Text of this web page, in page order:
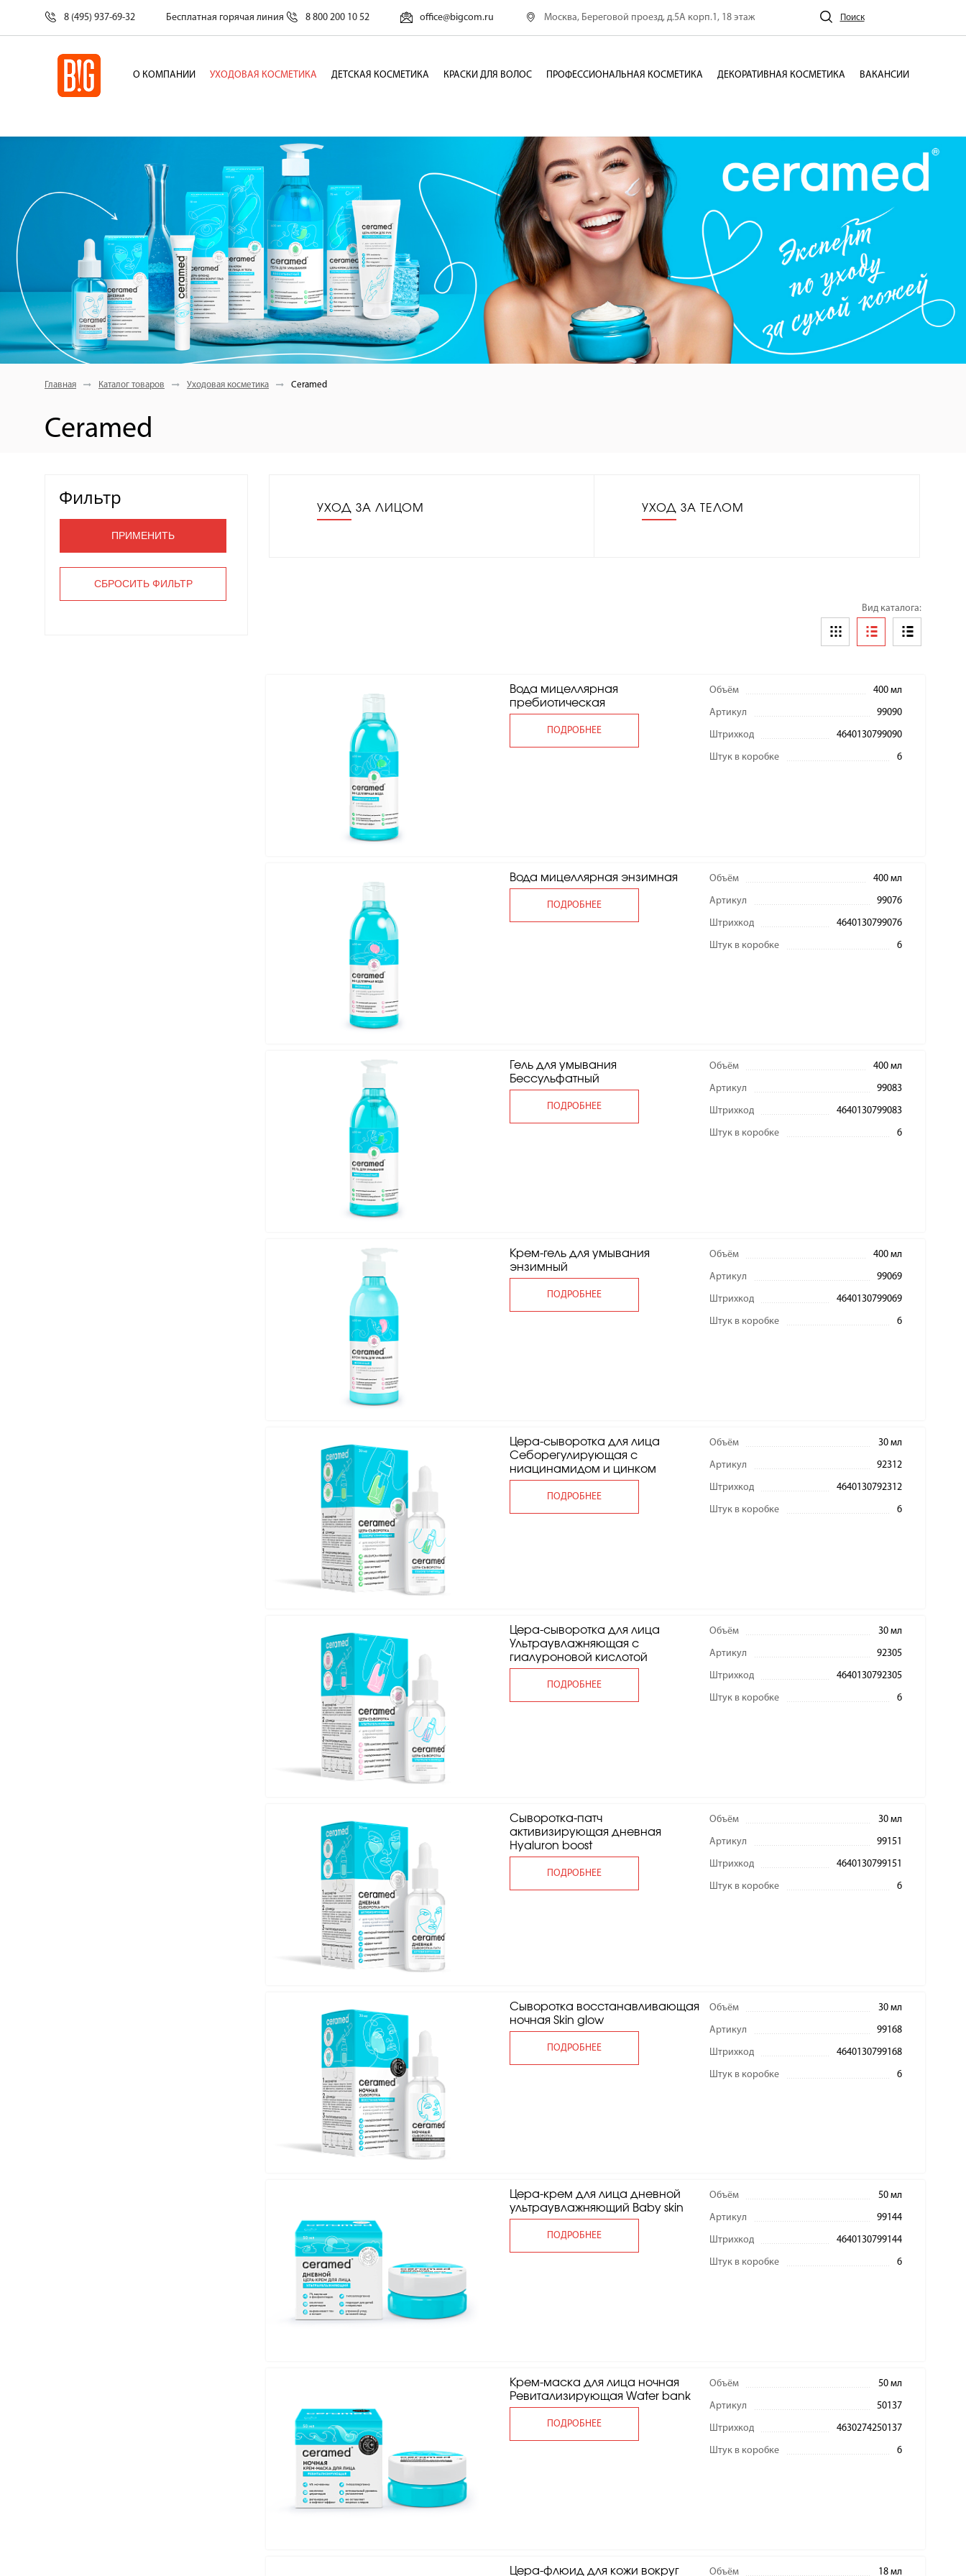
8 (495) 937-69-32 Бесплатная горячая линия 8 800 200 10 52 office@bigcom.ru Москва, Береговой проезд, д.5А корп.1, 18 этаж Поиск
О КОМПАНИИ УХОДОВАЯ КОСМЕТИКА ДЕТСКАЯ КОСМЕТИКА КРАСКИ ДЛЯ ВОЛОС ПРОФЕССИОНАЛЬНАЯ КОСМЕТИКА ДЕКОРАТИВНАЯ КОСМЕТИКА ВАКАНСИИ
Главная Каталог товаров Уходовая косметика Ceramed
Ceramed
Фильтр УХОД ЗА ЛИЦОМ УХОД ЗА ТЕЛОМ
Вид каталога:
Вода мицеллярная
пребиотическая
ПОДРОБНЕЕ
Объём 400 мл
Артикул 99090
Штрихкод 4640130799090
Штук в коробке 6
Вода мицеллярная энзимная
ПОДРОБНЕЕ
Объём 400 мл
Артикул 99076
Штрихкод 4640130799076
Штук в коробке 6
Гель для умывания
Бессульфатный
ПОДРОБНЕЕ
Объём 400 мл
Артикул 99083
Штрихкод 4640130799083
Штук в коробке 6
Крем-гель для умывания
энзимный
ПОДРОБНЕЕ
Объём 400 мл
Артикул 99069
Штрихкод 4640130799069
Штук в коробке 6
Цера-сыворотка для лица
Себорегулирующая с
ниацинамидом и цинком
ПОДРОБНЕЕ
Объём 30 мл
Артикул 92312
Штрихкод 4640130792312
Штук в коробке 6
Цера-сыворотка для лица
Ультраувлажняющая с
гиалуроновой кислотой
ПОДРОБНЕЕ
Объём 30 мл
Артикул 92305
Штрихкод 4640130792305
Штук в коробке 6
Сыворотка-патч
активизирующая дневная
Hyaluron boost
ПОДРОБНЕЕ
Объём 30 мл
Артикул 99151
Штрихкод 4640130799151
Штук в коробке 6
Сыворотка восстанавливающая
ночная Skin glow
ПОДРОБНЕЕ
Объём 30 мл
Артикул 99168
Штрихкод 4640130799168
Штук в коробке 6
Цера-крем для лица дневной
ультраувлажняющий Baby skin
ПОДРОБНЕЕ
Объём 50 мл
Артикул 99144
Штрихкод 4640130799144
Штук в коробке 6
Крем-маска для лица ночная
Ревитализирующая Water bank
ПОДРОБНЕЕ
Объём 50 мл
Артикул 50137
Штрихкод 4630274250137
Штук в коробке 6
Цера-флюид для кожи вокруг Объём 18 мл